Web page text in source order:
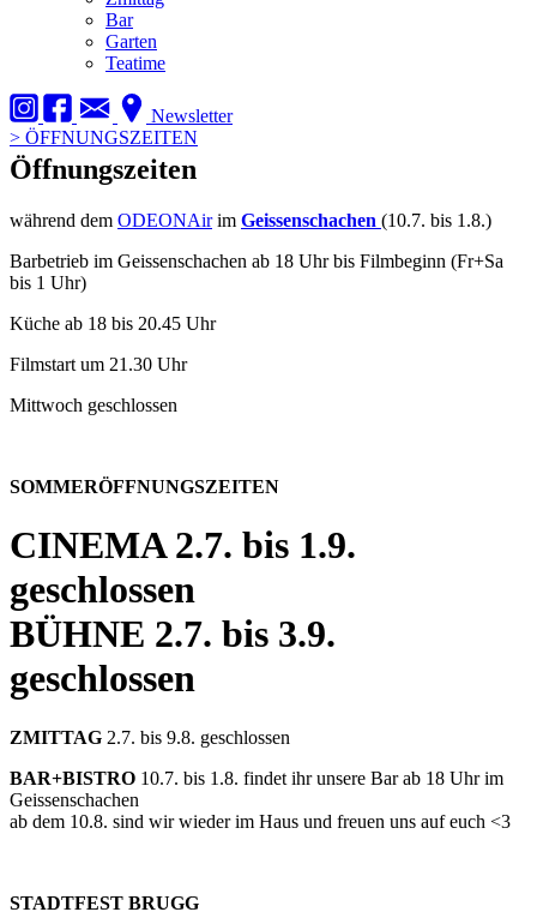
Bar
Garten
Teatime
Newsletter
> ÖFFNUNGSZEITEN
Öffnungszeiten
während dem ODEONAirim Geissenschachen (10.7. bis 1.8.)
Barbetrieb im Geissenschachen ab 18 Uhr bis Filmbeginn (Fr+Sa
bis 1 Uhr)
Küche ab 18 bis 20.45 Uhr
Filmstart um 21.30 Uhr
Mittwoch geschlossen
SOMMERÖFFNUNGSZEITEN
CINEMA2.7. bis 1.9.
geschlossen
BÜHNE 2.7. bis 3.9.
geschlossen
ZMITTAG 2.7. bis 9.8. geschlossen
BAR+BISTRO 10.7. bis 1.8. findet ihr unsere Bar ab 18 Uhr im
Geissenschachen
ab dem 10.8. sind wir wieder im Haus und freuen uns auf euch <3
STADTFEST BRUGG